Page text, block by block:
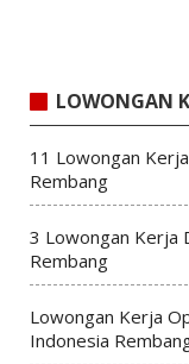
LOWONGAN
11 Lowongan
Rembang
3 Lowongan Kerja
Rembang
Lowongan Kerja
Indonesia